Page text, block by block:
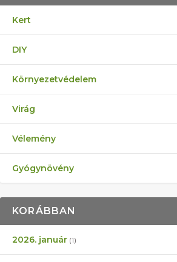
Kert
DIY
Környezetvédelem
Virág
Vélemény
Gyógynövény
KORÁBBAN
2026. január (1)